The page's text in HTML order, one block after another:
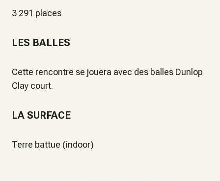
3 291 places
LES BALLES
Cette rencontre se jouera avec des balles Dunlop
Clay court.
LA SURFACE
Terre battue (indoor)